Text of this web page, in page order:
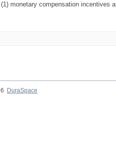
monetary compensation incentives
DuraSpace